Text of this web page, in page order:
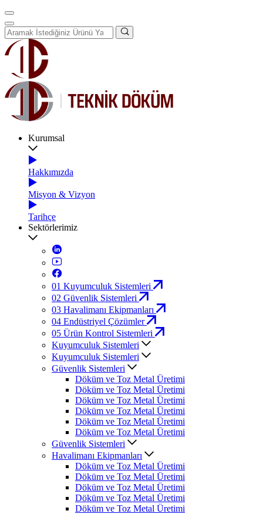
Kurumsal
Hakkımızda
Misyon & Vizyon
Tarihçe
Sektörlerimiz
01 Kuyumculuk Sistemleri
02 Güvenlik Sistemleri
03 Havalimanı Ekipmanları
04 Endüstriyel Çözümler
05 Ürün Kontrol Sistemleri
Kuyumculuk Sistemleri
Kuyumculuk Sistemleri
Güvenlik Sistemleri
Döküm ve Toz Metal Üretimi
Döküm ve Toz Metal Üretimi
Döküm ve Toz Metal Üretimi
Döküm ve Toz Metal Üretimi
Döküm ve Toz Metal Üretimi
Döküm ve Toz Metal Üretimi
Güvenlik Sistemleri
Havalimanı Ekipmanları
Döküm ve Toz Metal Üretimi
Döküm ve Toz Metal Üretimi
Döküm ve Toz Metal Üretimi
Döküm ve Toz Metal Üretimi
Döküm ve Toz Metal Üretimi